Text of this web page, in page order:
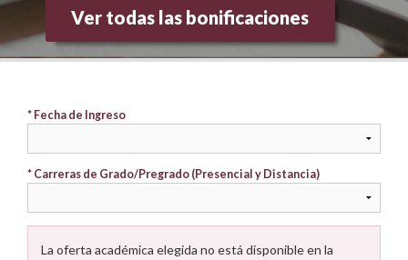
Docencia
Ver todas las bonificaciones
* Fecha de Ingreso
* Carreras de Grado/Pregrado (Presencial y Distancia)
La oferta académica elegida no está disponible en la